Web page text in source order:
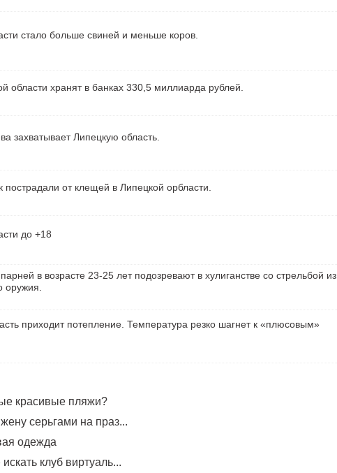
стало больше свиней и меньше коров.
области хранят в банках 330,5 миллиарда рублей.
захватывает Липецкую область.
пострадали от клещей в Липецкой орбласти.
до +18
в возрасте 23-25 лет подозревают в хулиганстве со стрельбой из
оружия.
приходит потепление. Температура резко шагнет к «плюсовым»
красивые пляжи?
серьгами на праз...
одежда
клуб виртуаль...